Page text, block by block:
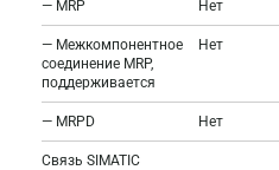
— MRP Нет
— Межкомпонентное
соединение MRP,
поддерживается
Нет
— MRPD Нет
Связь SIMATIC